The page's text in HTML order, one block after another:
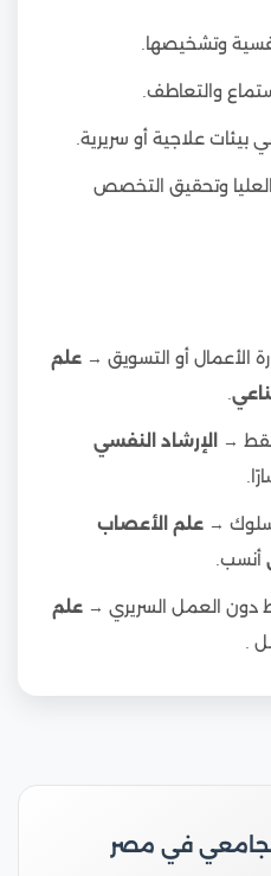
وتشخيصها.
والتعاطف.
بيئات علاجية أو سريرية.
وتحقيق التخصص
الأعمال أو التسويق → علم
.
→
الإرشاد النفسي
→ علم الأعصاب
أنسب.
دون العمل السريري → علم
.
في مصر